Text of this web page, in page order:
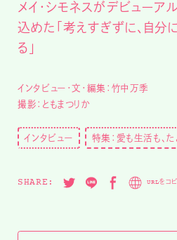
メイ・シモネスがデビュー
込めた「考えすぎずに、自分
る」
インタビュー・文・編集：竹中万季
撮影：ともまつりか
インタビュー 特集：愛も生活も、
SHARE: URLをコ